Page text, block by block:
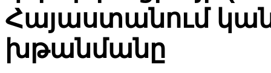
Հայաստանում
խթանմանը